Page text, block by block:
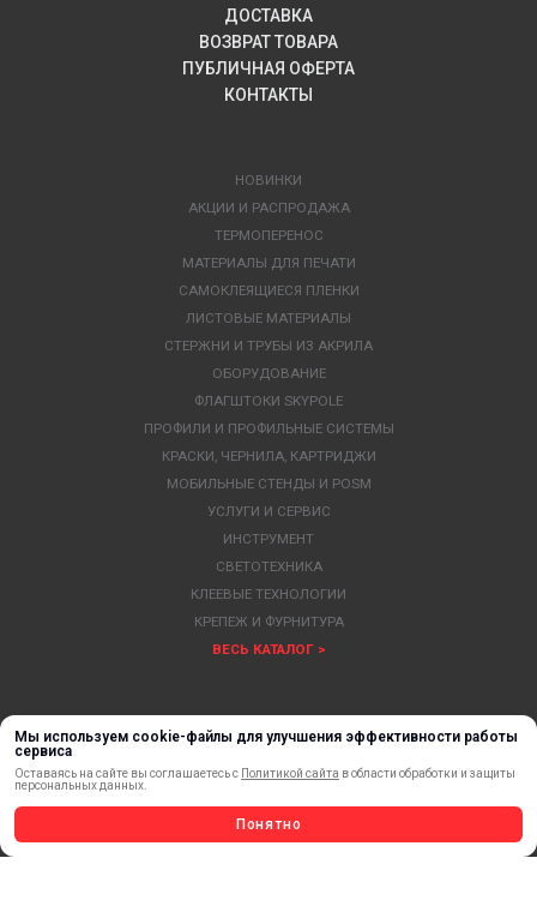
Мы используем cookie-файлы для улучшения эффективности работы
сервиса
Оставаясь на сайте вы соглашаетесь с Политикой сайта в области обработки и защиты
персональных данных.
Понятно
ДОСТАВКА
ВОЗВРАТ ТОВАРА
ПУБЛИЧНАЯ ОФЕРТА
КОНТАКТЫ
НОВИНКИ
АКЦИИ И РАСПРОДАЖА
ТЕРМОПЕРЕНОС
МАТЕРИАЛЫ ДЛЯ ПЕЧАТИ
САМОКЛЕЯЩИЕСЯ ПЛЕНКИ
ЛИСТОВЫЕ МАТЕРИАЛЫ
СТЕРЖНИ И ТРУБЫ ИЗ АКРИЛА
ОБОРУДОВАНИЕ
ФЛАГШТОКИ SKYPOLE
ПРОФИЛИ И ПРОФИЛЬНЫЕ СИСТЕМЫ
КРАСКИ, ЧЕРНИЛА, КАРТРИДЖИ
МОБИЛЬНЫЕ СТЕНДЫ И POSM
УСЛУГИ И СЕРВИС
ИНСТРУМЕНТ
СВЕТОТЕХНИКА
КЛЕЕВЫЕ ТЕХНОЛОГИИ
КРЕПЕЖ И ФУРНИТУРА
ВЕСЬ КАТАЛОГ >